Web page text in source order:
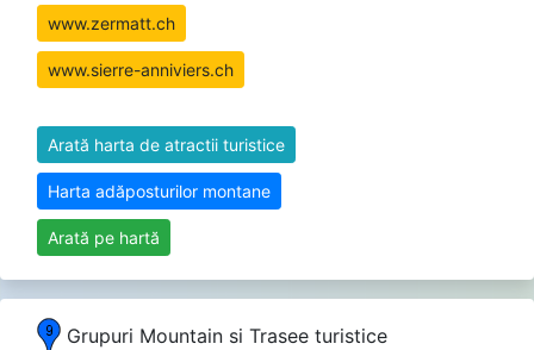
www.zermatt.ch
www.sierre-anniviers.ch
Arată harta de atractii turistice
Harta adăposturilor montane
Arată pe hartă
Grupuri Mountain si Trasee turistice